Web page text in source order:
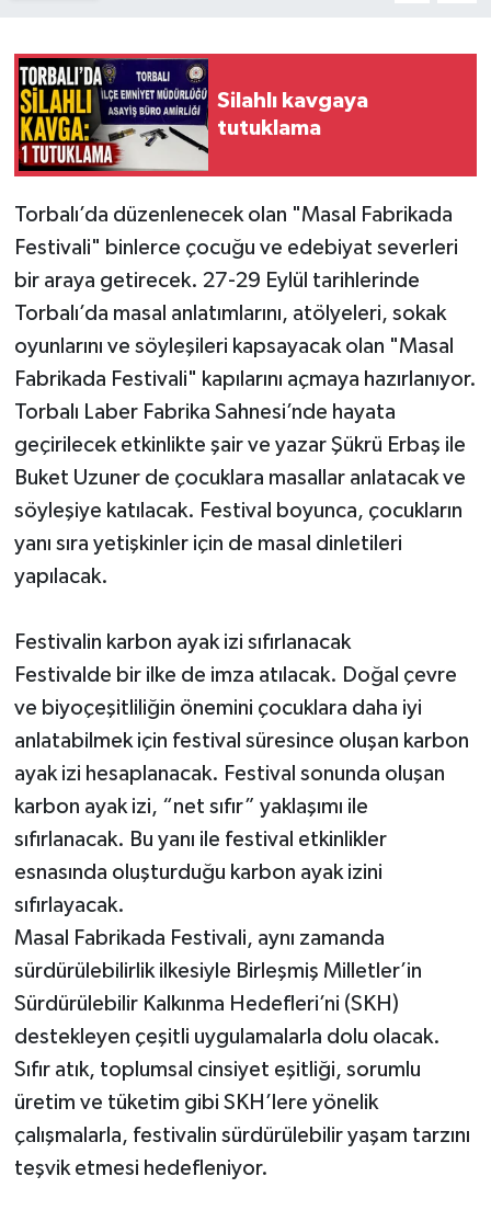
Silahlı kavgaya
tutuklama
Torbalı’da düzenlenecek olan "Masal Fabrikada
Festivali" binlerce çocuğu ve edebiyat severleri
bir araya getirecek. 27-29 Eylül tarihlerinde
Torbalı’da masal anlatımlarını, atölyeleri, sokak
oyunlarını ve söyleşileri kapsayacak olan "Masal
Fabrikada Festivali" kapılarını açmaya hazırlanıyor.
Torbalı Laber Fabrika Sahnesi’nde hayata
geçirilecek etkinlikte şair ve yazar Şükrü Erbaş ile
Buket Uzuner de çocuklara masallar anlatacak ve
söyleşiye katılacak. Festival boyunca, çocukların
yanı sıra yetişkinler için de masal dinletileri
yapılacak.
Festivalin karbon ayak izi sıfırlanacak
Festivalde bir ilke de imza atılacak. Doğal çevre
ve biyoçeşitliliğin önemini çocuklara daha iyi
anlatabilmek için festival süresince oluşan karbon
ayak izi hesaplanacak. Festival sonunda oluşan
karbon ayak izi, “net sıfır” yaklaşımı ile
sıfırlanacak. Bu yanı ile festival etkinlikler
esnasında oluşturduğu karbon ayak izini
sıfırlayacak.
Masal Fabrikada Festivali, aynı zamanda
sürdürülebilirlik ilkesiyle Birleşmiş Milletler’in
Sürdürülebilir Kalkınma Hedefleri’ni (SKH)
destekleyen çeşitli uygulamalarla dolu olacak.
Sıfır atık, toplumsal cinsiyet eşitliği, sorumlu
üretim ve tüketim gibi SKH’lere yönelik
çalışmalarla, festivalin sürdürülebilir yaşam tarzını
teşvik etmesi hedefleniyor.